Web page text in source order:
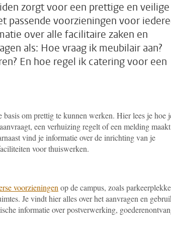
zorgt voor een prettige en veilige
passende voorzieningen voor
over alle facilitaire zaken en
als: Hoe vraag ik meubilair aan?
En hoe regel ik catering voor een
basis om prettig te kunnen werken. Hier lees je hoe
een verhuizing regelt of een melding maakt
vind je informatie over de inrichting van je
voor thuiswerken.
voorzieningen op de campus, zoals
Je vindt hier alles over het aanvragen en
informatie over postverwerking,